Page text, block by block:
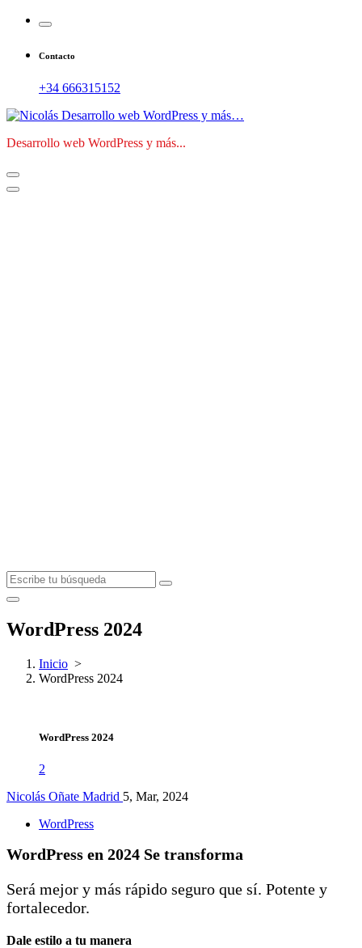
Contacto
+34 666315152
Desarrollo web WordPress y más...
WordPress 2024
Inicio >
WordPress 2024
WordPress 2024
2
Nicolás Oñate Madrid 5, Mar, 2024
WordPress
WordPress en 2024 Se transforma
Será mejor y más rápido seguro que sí. Potente y
fortalecedor.
Dale estilo a tu manera